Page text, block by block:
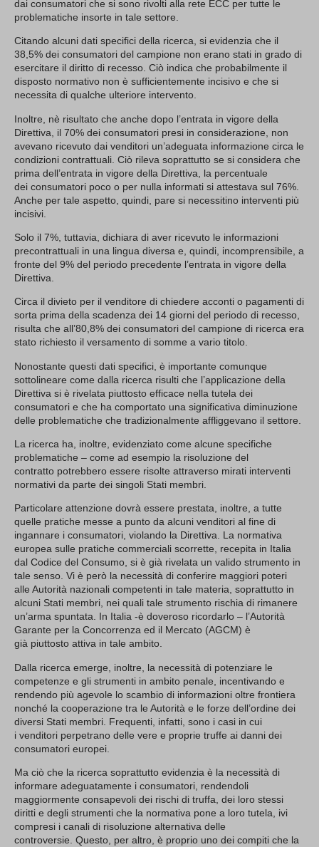
dai consumatori che si sono rivolti alla rete ECC per tutte le
problematiche insorte in tale settore.
Citando alcuni dati specifici della ricerca, si evidenzia che il
38,5% dei consumatori del campione non erano stati in grado di
esercitare il diritto di recesso. Ciò indica che probabilmente il
disposto normativo non è sufficientemente incisivo e che si
necessita di qualche ulteriore intervento.
Inoltre, nè risultato che anche dopo l’entrata in vigore della
Direttiva, il 70% dei consumatori presi in considerazione, non
avevano ricevuto dai venditori un’adeguata informazione circa le
condizioni contrattuali. Ciò rileva soprattutto se si considera che
prima dell’entrata in vigore della Direttiva, la percentuale
dei consumatori poco o per nulla informati si attestava sul 76%.
Anche per tale aspetto, quindi, pare si necessitino interventi più
incisivi.
Solo il 7%, tuttavia, dichiara di aver ricevuto le informazioni
precontrattuali in una lingua diversa e, quindi, incomprensibile, a
fronte del 9% del periodo precedente l’entrata in vigore della
Direttiva.
Circa il divieto per il venditore di chiedere acconti o pagamenti di
sorta prima della scadenza dei 14 giorni del periodo di recesso,
risulta che all’80,8% dei consumatori del campione di ricerca era
stato richiesto il versamento di somme a vario titolo.
Nonostante questi dati specifici, è importante comunque
sottolineare come dalla ricerca risulti che l’applicazione della
Direttiva si è rivelata piuttosto efficace nella tutela dei
consumatori e che ha comportato una significativa diminuzione
delle problematiche che tradizionalmente affliggevano il settore.
La ricerca ha, inoltre, evidenziato come alcune specifiche
problematiche – come ad esempio la risoluzione del
contratto potrebbero essere risolte attraverso mirati interventi
normativi da parte dei singoli Stati membri.
Particolare attenzione dovrà essere prestata, inoltre, a tutte
quelle pratiche messe a punto da alcuni venditori al fine di
ingannare i consumatori, violando la Direttiva. La normativa
europea sulle pratiche commerciali scorrette, recepita in Italia
dal Codice del Consumo, si è già rivelata un valido strumento in
tale senso. Vi è però la necessità di conferire maggiori poteri
alle Autorità nazionali competenti in tale materia, soprattutto in
alcuni Stati membri, nei quali tale strumento rischia di rimanere
un’arma spuntata. In Italia -è doveroso ricordarlo – l’Autorità
Garante per la Concorrenza ed il Mercato (AGCM) è
già piuttosto attiva in tale ambito.
Dalla ricerca emerge, inoltre, la necessità di potenziare le
competenze e gli strumenti in ambito penale, incentivando e
rendendo più agevole lo scambio di informazioni oltre frontiera
nonché la cooperazione tra le Autorità e le forze dell’ordine dei
diversi Stati membri. Frequenti, infatti, sono i casi in cui
i venditori perpetrano delle vere e proprie truffe ai danni dei
consumatori europei.
Ma ciò che la ricerca soprattutto evidenzia è la necessità di
informare adeguatamente i consumatori, rendendoli
maggiormente consapevoli dei rischi di truffa, dei loro stessi
diritti e degli strumenti che la normativa pone a loro tutela, ivi
compresi i canali di risoluzione alternativa delle
controversie. Questo, per altro, è proprio uno dei compiti che la